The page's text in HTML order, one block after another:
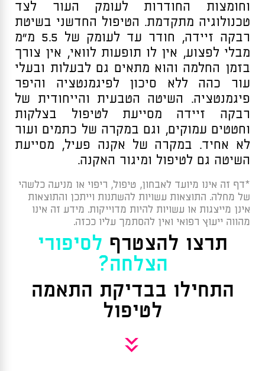
וחומצות החודרות לעומק העור לצד
טכנולוגיה מתקדמת. הטיפול החדשני בשיטת
רבקה זיידה, חודר עד לעומק של 5.5 מ”מ
מבלי לפצוע, אין לו תופעות לוואי, אין צורך
בזמן החלמה והוא מתאים גם לבעלות ובעלי
עור כהה ללא סיכון לפיגמנטציה והיפר
פיגמנטציה. השיטה הטבעית והייחודית של
רבקה זיידה מסייעת לטיפול בצלקות
וחטטים עמוקים, וגם במקרה של כתמים ועור
לא אחיד. במקרה של אקנה פעיל, מסייעת
השיטה גם לטיפול ומיגור האקנה.
*דף זה אינו מיועד לאבחון, טיפול, ריפוי או מניעה כלשהי
של מחלה. התוצאות עשויות להשתנות וייתכן והתוצאות
אינן מייצגות או עשויות להיות מדוייקות. מידע זה אינו
מהווה ייעוץ רפואי ואין להסתמך עליו ככזה.
תרצו להצטרף לסיפורי
הצלחה?
התחילו בבדיקת התאמה
לטיפול
»